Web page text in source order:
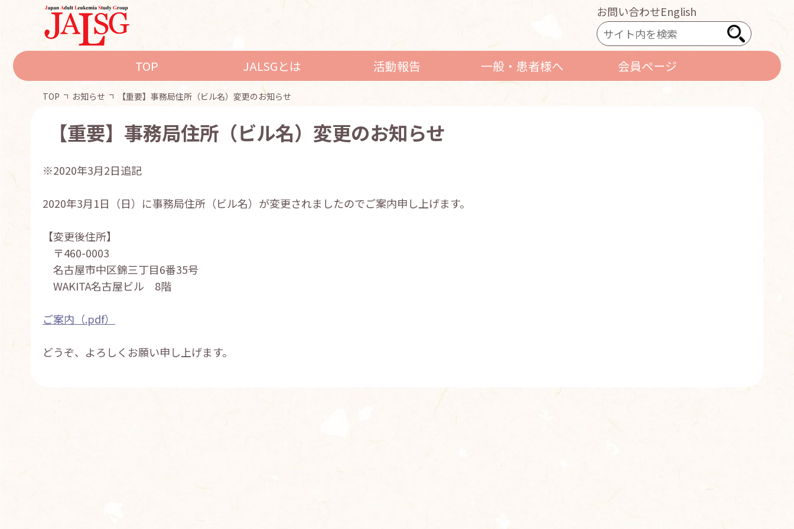
お問い合わせEnglish
TOP JALSGとは 活動報告 一般・患者様へ 会員ページ
TOP お知らせ 【重要】事務局住所（ビル名）変更のお知らせ
【重要】事務局住所（ビル名）変更のお知らせ
※2020年3月2日追記
2020年3月1日（日）に事務局住所（ビル名）が変更されましたのでご案内申し上げます。
【変更後住所】
〒460-0003
名古屋市中区錦三丁目6番35号
WAKITA名古屋ビル 8階
ご案内（.pdf）
どうぞ、よろしくお願い申し上げます。